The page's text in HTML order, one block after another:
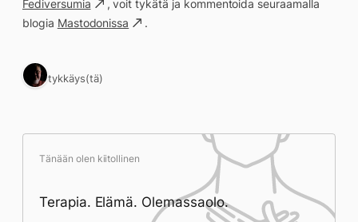
Fediversumia
, voit tykätä ja kommentoida seuraamalla
blogia Mastodonissa .
1 tykkäys(tä)
Tänään olen kiitollinen
Terapia. Elämä. Olemassaolo.